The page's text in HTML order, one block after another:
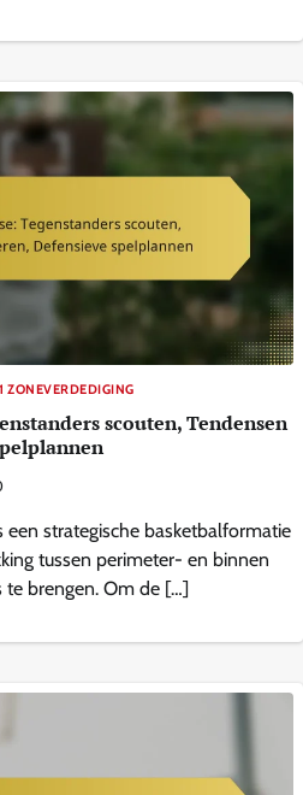
ZONEVERDEDIGING
scouten, Tendensen
een strategische basketbalformatie
tussen perimeter- en binnen
te brengen. Om de […]